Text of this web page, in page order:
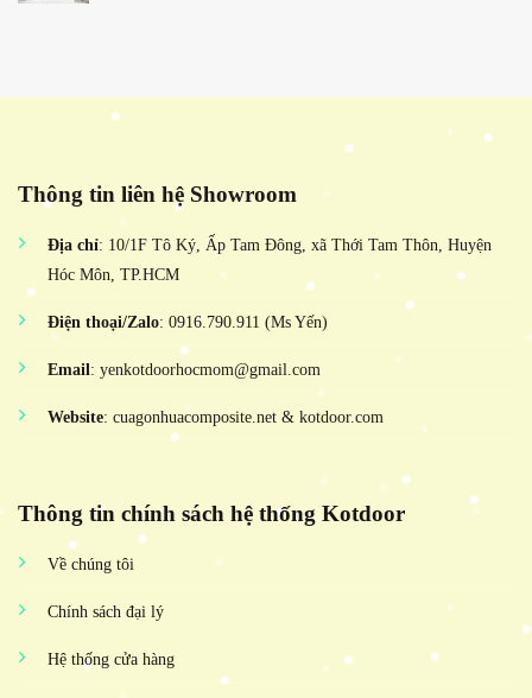
Thông tin liên hệ Showroom
Địa chỉ: 10/1F Tô Ký, Ấp Tam Đông, xã Thới Tam Thôn, Huyện
Hóc Môn, TP.HCM
Điện thoại/Zalo: 0916.790.911 (Ms Yến)
Email: yenkotdoorhocmom@gmail.com
Website: cuagonhuacomposite.net & kotdoor.com
Thông tin chính sách hệ thống Kotdoor
Về chúng tôi
Chính sách đại lý
Hệ thống cửa hàng